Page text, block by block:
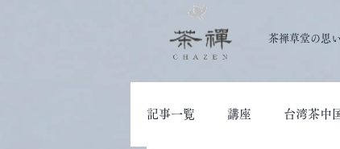
茶禅草堂の思い
記事一覧 講座 台湾茶中